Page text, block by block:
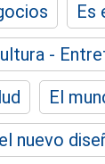
Es
-
El
nuevo